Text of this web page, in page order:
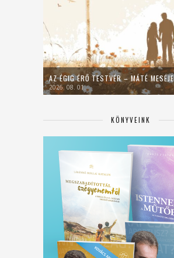
AZ ÉGIG ÉRŐ TESTVÉR – MÁTÉ MESÉJE
2026. 08. 01.
KÖNYVEINK